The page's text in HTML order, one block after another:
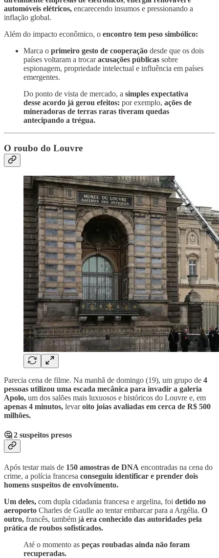
automóveis elétricos, encarecendo insumos e pressionando a
inflação global.
Além do impacto econômico, o encontro tem peso simbólico:
Marca o primeiro gesto de cooperação desde que os dois
países voltaram a trocaracusações públicas sobre
espionagem, propriedade intelectual e influência em países
emergentes.
Do ponto de vista de mercado, a simples expectativa
desse acordo já gerou efeitos: por exemplo, ações de
mineradoras de terras raras tiveram quedas
antecipando a trégua.
O roubo do Louvre
Parecia cena de filme. Na manhã de domingo (19), um grupo de 4
pessoas utilizou uma escada mecânica para invadir a galeria
Apolo, um dos salões mais luxuosos e históricos do Louvre e, em
apenas 4 minutos, levaroito joias avaliadas em cerca de R$ 500
milhões.
🤔 2 suspeitos presos
Após testar mais de 150 amostras de DNA encontradas na cena do
crime, a polícia francesa conseguiu identificar e prender dois
homens suspeitos de envolvimento.
Um deles, com dupla cidadania francesa e argelina, foi detido no
aeroporto Charles de Gaulle ao tentar embarcar para a Argélia. O
outro, francês, também já era conhecido das autoridades pela
prática de roubos sofisticados.
Até o momento as peças roubadas ainda não foram
recuperadas.